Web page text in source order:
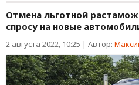
Отмена льготной
спросу на новые
2 августа 2022, 10:25 | Автор: